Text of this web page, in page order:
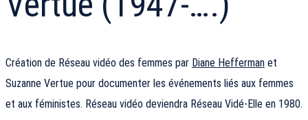
Création de Réseau vidéo des femmes par Diane Hefferman et
Suzanne Vertue pour documenter les événements liés aux femmes
et aux féministes. Réseau vidéo deviendra Réseau Vidé-Elle en 1980.